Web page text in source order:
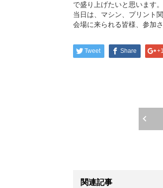
で盛り上げたいと思います。
当日は、マシン、プリント
会場に来られる皆様、参加
Tweet Share +1
関連記事